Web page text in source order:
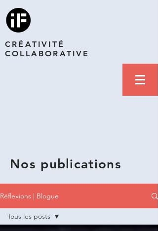
CRÉATIVITÉ
COLLABORATIVE
Réflexions | Blogue
Tous les posts
Nos publications